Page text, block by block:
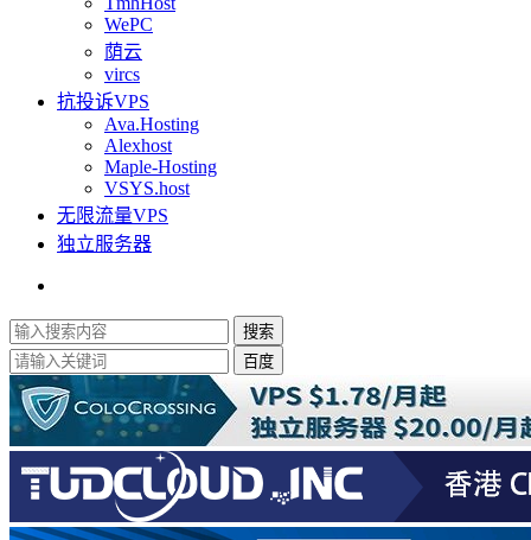
WePC
荫云
vircs
抗投诉VPS
Ava.Hosting
Alexhost
Maple-Hosting
VSYS.host
无限流量VPS
独立服务器